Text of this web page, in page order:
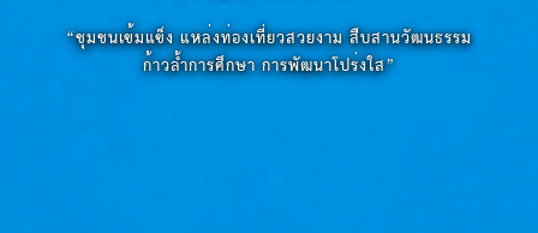
“ชุมชนเข้มแข็ง แหล่งท่องเที่ยวสวยงาม สืบสานวัฒนธรรม
ก้าวล้ำการศึกษา การพัฒนาโปร่งใส”